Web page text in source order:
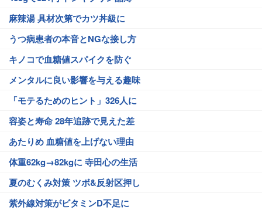
麻辣湯 具材次第でカツ丼級に
うつ病患者の本音とNGな接し方
キノコで血糖値スパイクを防ぐ
メンタルに良い影響を与える趣味
「モテるためのヒント」326人に
容姿と寿命 28年追跡で見えた差
あたりめ 血糖値を上げない理由
体重62kg→82kgに 寺田心の生活
夏のむくみ対策 ツボ&反射区押し
紫外線対策がビタミンD不足に